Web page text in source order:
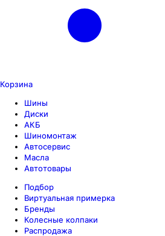
Корзина
Шины
Диски
АКБ
Шиномонтаж
Автосервис
Масла
Автотовары
Подбор
Виртуальная примерка
Бренды
Колесные колпаки
Распродажа